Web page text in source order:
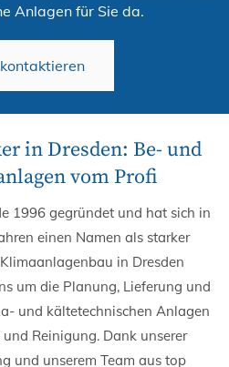
Anlagen für Sie da.
in Dresden: Be- und
vom Profi
1996 gegründet und hat sich in
einen Namen als starker
in Dresden
um die Planung, Lieferung und
und kältetechnischen Anlagen
Reinigung. Dank unserer
und unserem Team aus top